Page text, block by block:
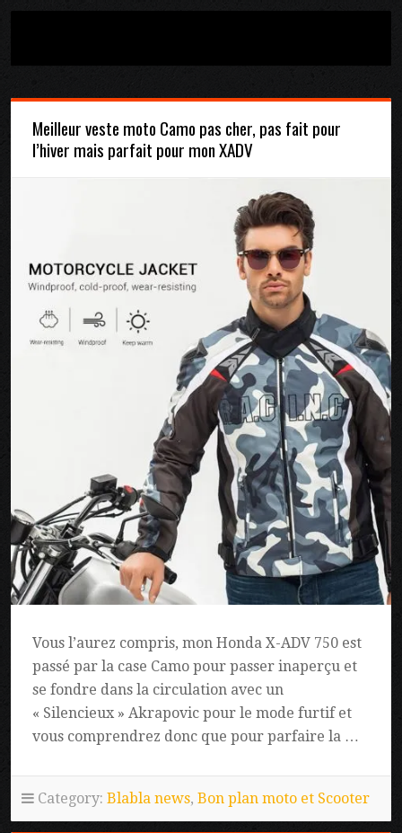
Meilleur veste moto Camo pas cher, pas fait pour
l’hiver mais parfait pour mon XADV
Vous l’aurez compris, mon Honda X-ADV 750 est
passé par la case Camo pour passer inaperçu et
se fondre dans la circulation avec un
« Silencieux » Akrapovic pour le mode furtif et
vous comprendrez donc que pour parfaire la …
Category: Blabla news, Bon plan moto et Scooter